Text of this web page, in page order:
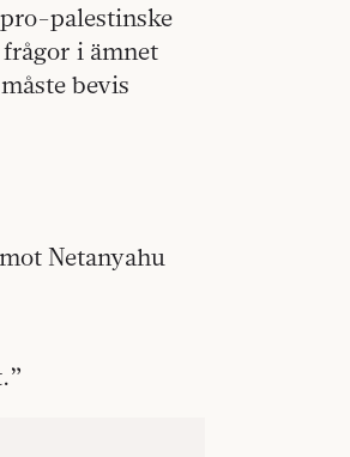
palestinske
i ämnet
bevis
Netanyahu